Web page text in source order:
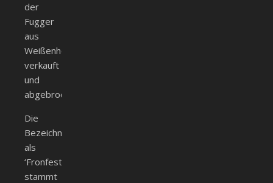
der
Fugger
aus
Weißenhorn
verkauft
und
abgebrochen.
Die
Bezeichnung
als
‘Fronfeste’
stammt